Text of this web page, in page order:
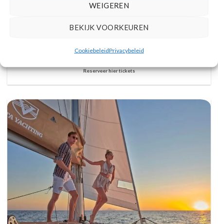
WEIGEREN
BEKIJK VOORKEUREN
CookiebeleidPrivacybeleid
Reserveer hier tickets